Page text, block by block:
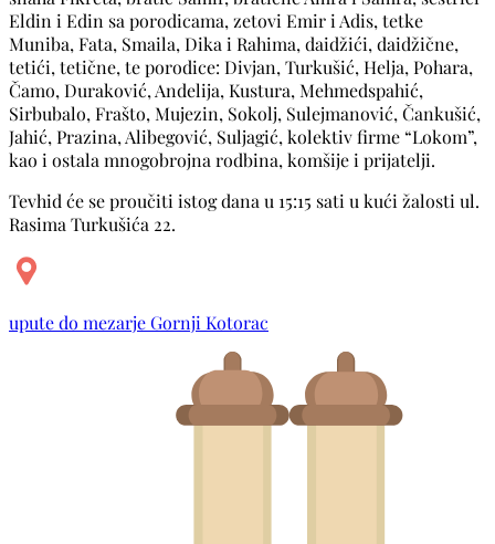
Eldin i Edin sa porodicama, zetovi Emir i Adis, tetke
Muniba, Fata, Smaila, Dika i Rahima, daidžići, daidžične,
tetići, tetične, te porodice: Divjan, Turkušić, Helja, Pohara,
Čamo, Duraković, Andelija, Kustura, Mehmedspahić,
Sirbubalo, Frašto, Mujezin, Sokolj, Sulejmanović, Čankušić,
Jahić, Prazina, Alibegović, Suljagić, kolektiv firme “Lokom”,
kao i ostala mnogobrojna rodbina, komšije i prijatelji.
Tevhid će se proučiti istog dana u 15:15 sati u kući žalosti ul.
Rasima Turkušića 22.
upute do mezarje Gornji Kotorac